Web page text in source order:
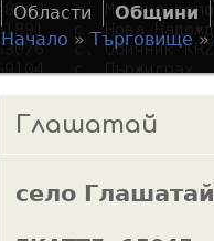
Области Общини
o
Начало »Търговище »
Глашатай
село Глашатай